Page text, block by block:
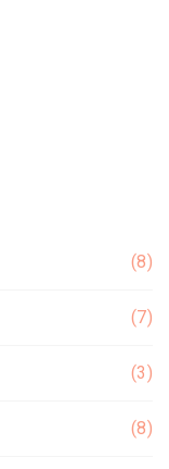
(8)
(7)
(3)
(8)